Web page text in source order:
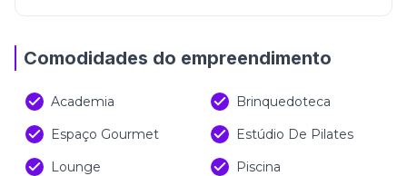
Comodidades do empreendimento
Academia
Brinquedoteca
Espaço Gourmet
Estúdio De Pilates
Lounge
Piscina